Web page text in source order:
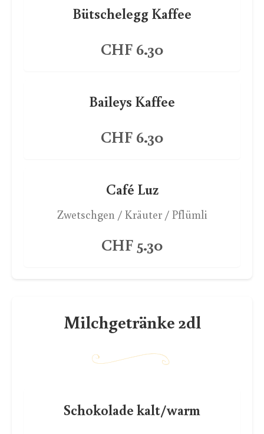
Bütschelegg Kaffee
CHF 6.30
Baileys Kaffee
CHF 6.30
Café Luz
Zwetschgen / Kräuter / Pflümli
CHF 5.30
Milchgetränke 2dl
Schokolade kalt/warm